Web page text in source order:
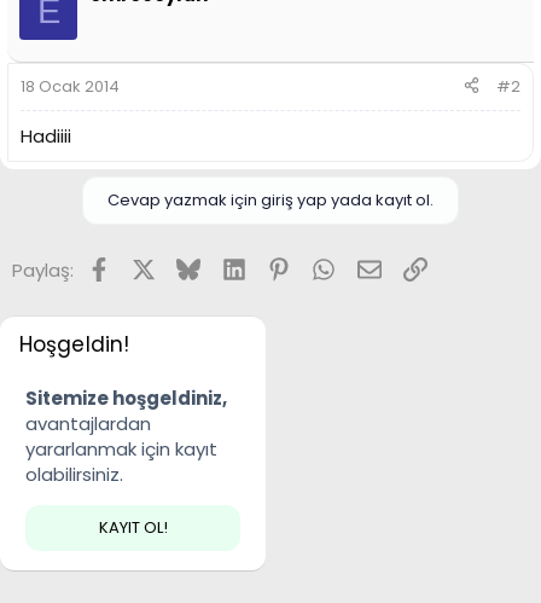
E
18 Ocak 2014 #2
Hadiiii
Cevap yazmak için giriş yap yada kayıt ol.
Paylaş: FacebookBlueskyLinkedInPinterestWhatsApp
E-posta
Link
Hoşgeldin!
Sitemize hoşgeldiniz,
avantajlardan
yararlanmak için kayıt
olabilirsiniz.
KAYIT OL!